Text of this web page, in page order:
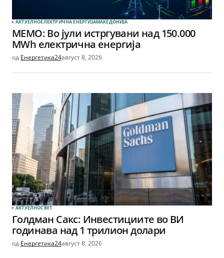
АКТУЕЛНОЕЛЕКТРИЧНА ЕНЕРГИЈАМАКЕДОНИЈА
МЕМО: Во јули истргувани над 150.000
MWh електрична енергија
од Енергетика24август 8, 2026
АКТУЕЛНОСВЕТ
Голдман Сакс: Инвестициите во ВИ
годинава над 1 трилион долари
од Енергетика24август 8, 2026